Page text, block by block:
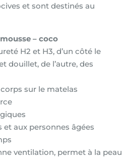
et sont destinés au
– coco
H2 et H3, d’un côté le
douillet, de l’autre, des
sur le matelas
aux personnes âgées
ventilation, permet à la peau